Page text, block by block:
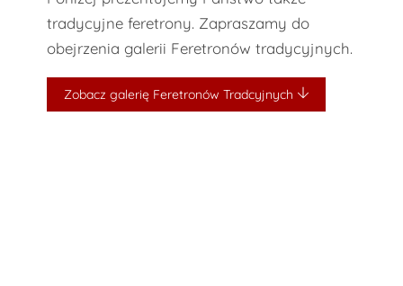
tradycyjne feretrony. Zapraszamy do
obejrzenia galerii Feretronów tradycyjnych.
Zobacz galerię Feretronów Tradcyjnych